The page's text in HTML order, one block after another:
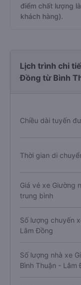
điểm chất lượng
khách hàng).
Lịch trình chi
Đồng từ Bình
Chiều dài tuyến
Thời gian di
Giá vé xe Giường
trung bình
Số lượng chuyến
Lâm Đồng
Số lượng nhà xe
Bình Thuận - Lâm